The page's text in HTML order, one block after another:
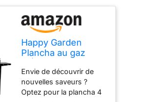
desserte offre un
déplacement facile et
sans effort, vous
permettant de la déplacer
facilement selon vos
besoins et votre
cuisson.
Happy Garden
Plancha au gaz
+ Chariot
Envie de découvrir de
nouvelles saveurs ?
Optez pour la plancha 4